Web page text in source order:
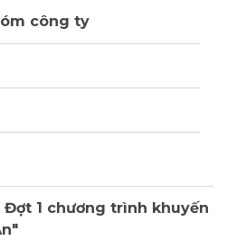
công ty
1 chương trình khuyến